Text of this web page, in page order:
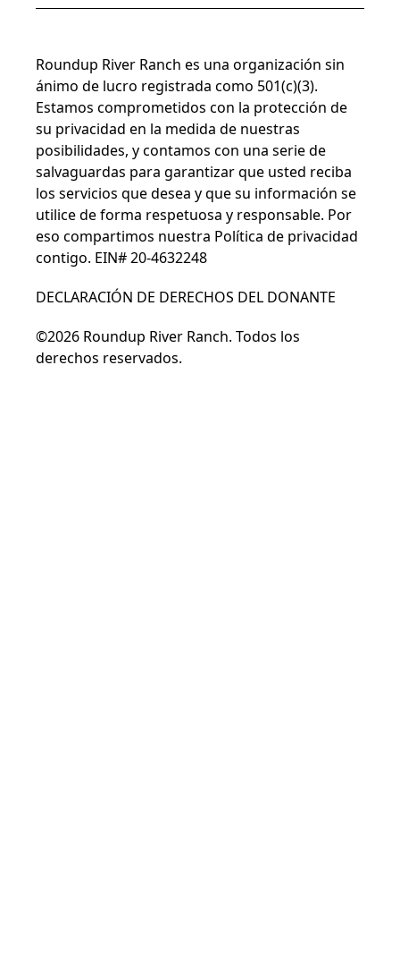
Roundup River Ranch es una organización sin
ánimo de lucro registrada como 501(c)(3).
Estamos comprometidos con la protección de
su privacidad en la medida de nuestras
posibilidades, y contamos con una serie de
salvaguardas para garantizar que usted reciba
los servicios que desea y que su información se
utilice de forma respetuosa y responsable. Por
eso compartimos nuestra Política de privacidad
contigo. EIN# 20-4632248
DECLARACIÓN DE DERECHOS DEL DONANTE
©2026 Roundup River Ranch. Todos los
derechos reservados.